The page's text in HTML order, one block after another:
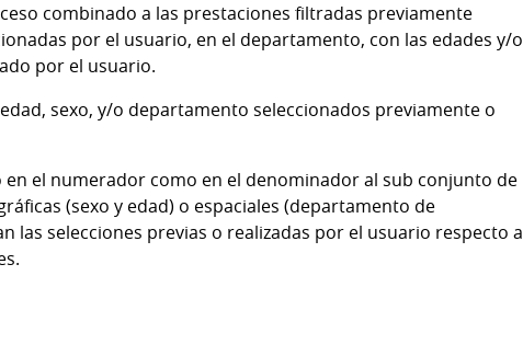
combinado a las prestaciones filtradas previamente
por el usuario, en el departamento, con las edades y/o
por el usuario.
sexo, y/o departamento seleccionados previamente o
el numerador como en el denominador al sub conjunto de
(sexo y edad) o espaciales (departamento de
las selecciones previas o realizadas por el usuario respecto a